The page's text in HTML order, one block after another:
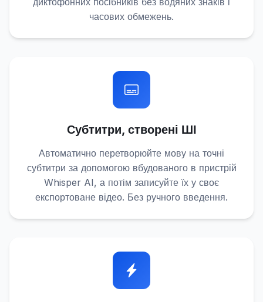
часових обмежень.
Субтитри, створені ШІ
Автоматично перетворюйте мову на точні
субтитри за допомогою вбудованого в пристрій
Whisper AI, а потім записуйте їх у своє
експортоване відео. Без ручного введення.